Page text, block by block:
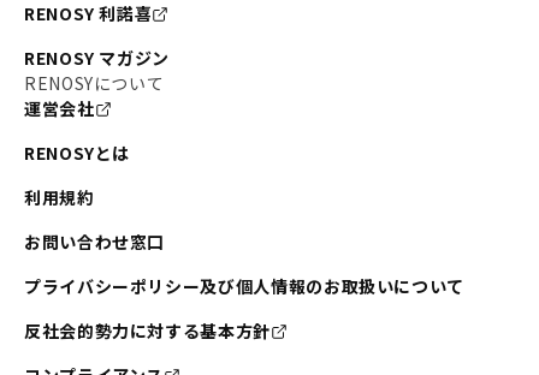
RENOSY 利諾喜
RENOSY マガジン
RENOSYについて
運営会社
RENOSYとは
利用規約
お問い合わせ窓口
プライバシーポリシー及び個人情報のお取扱いについて
反社会的勢力に対する基本方針